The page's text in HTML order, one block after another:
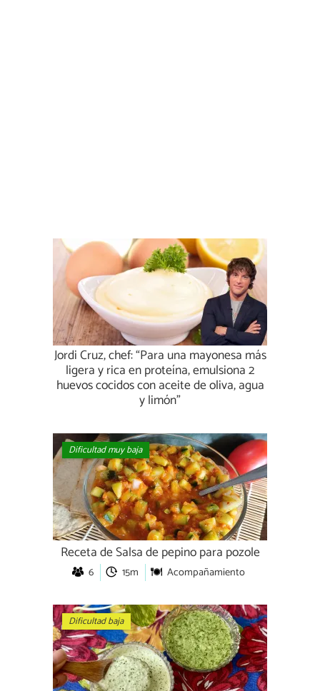
Jordi Cruz, chef: “Para una mayonesa más
ligera y rica en proteína, emulsiona 2
huevos cocidos con aceite de oliva, agua
y limón”
Dificultad muy baja
Receta de Salsa de pepino para pozole
6 15m Acompañamiento
Dificultad baja